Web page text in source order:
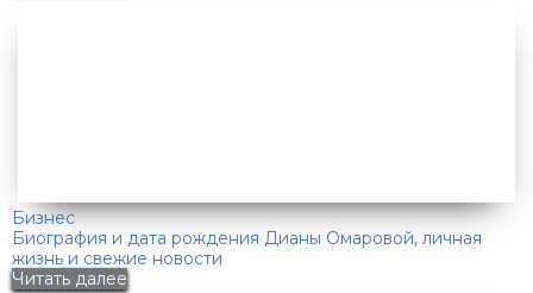
Бизнес
Биография и дата рождения Дианы Омаровой, личная
жизнь и свежие новости
Читать далее